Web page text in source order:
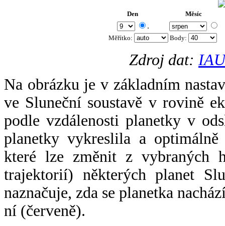
Den Měsíc
.
Měřítko: Body:
Zdroj dat:
Na obrázku je v základním
ve Sluneční soustavě v rovině
podle vzdálenosti planetky v
planetky vykreslila a
které lze změnit z vybraných
trajektorií) některých planet
naznačuje, zda se planetka
ní (červeně).